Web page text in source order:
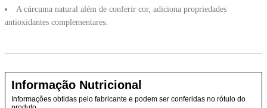
A cúrcuma natural além de conferir cor, adiciona propriedades
antioxidantes complementares.
Informação Nutricional
Informações obtidas pelo fabricante e podem ser conferidas no rótulo do